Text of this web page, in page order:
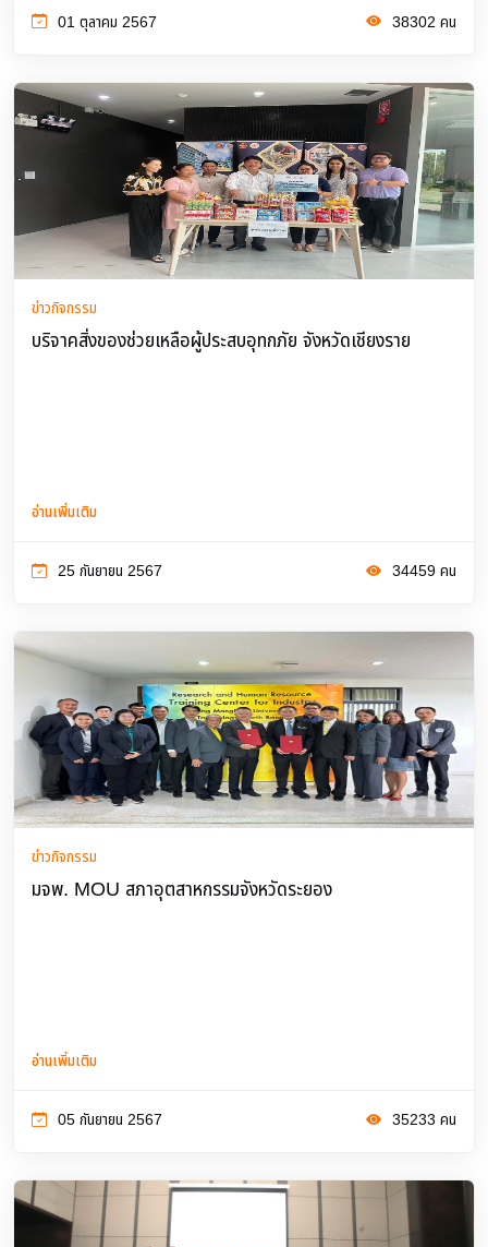
01 ตุลาคม 2567 38302 คน
ข่าวกิจกรรม
บริจาคสิ่งของช่วยเหลือผู้ประสบอุทกภัย จังหวัดเชียงราย
อ่านเพิ่มเติม
25 กันยายน 2567 34459 คน
ข่าวกิจกรรม
มจพ. MOU สภาอุตสาหกรรมจังหวัดระยอง
อ่านเพิ่มเติม
05 กันยายน 2567 35233 คน